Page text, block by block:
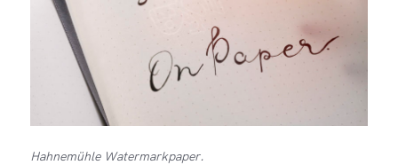
Hahnemühle Watermarkpaper.